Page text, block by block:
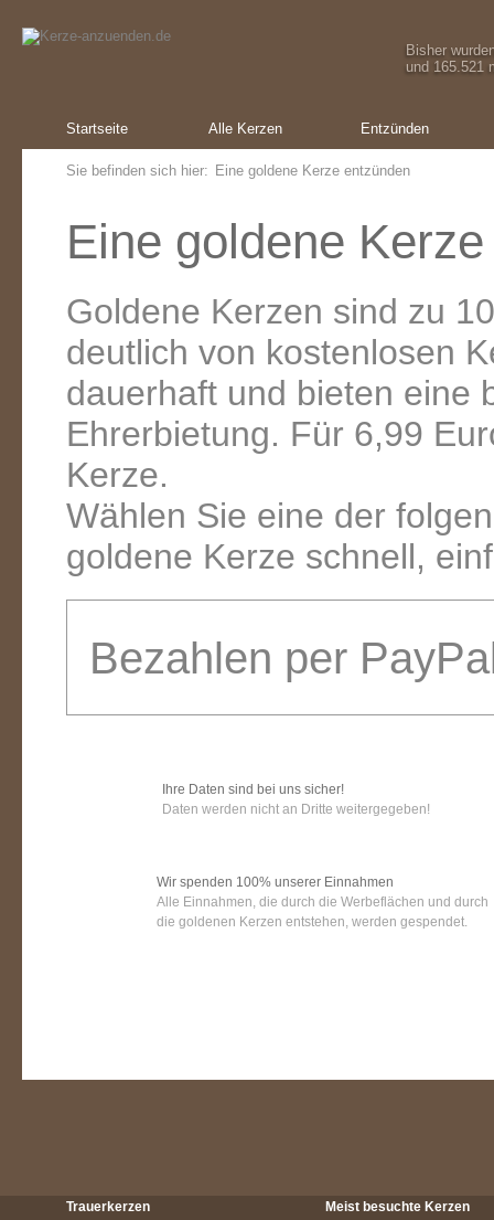
Bisher
und 165.521
Startseite Alle Kerzen Entzünden
Sie befinden sich hier: Eine goldene Kerze entzünden
Eine goldene
Goldene Kerzen sind zu
deutlich von kostenlosen
dauerhaft und bieten eine
Ehrerbietung. Für 6,99
Kerze.
Wählen Sie eine der
goldene Kerze schnell,
Bezahlen per
Ihre Daten sind bei uns sicher!
Daten werden nicht an Dritte weitergegeben!
Wir spenden 100% unserer Einnahmen
Alle Einnahmen, die durch die Werbeflächen und durch
die goldenen Kerzen entstehen, werden gespendet.
Trauerkerzen
Meist besuchte Kerzen